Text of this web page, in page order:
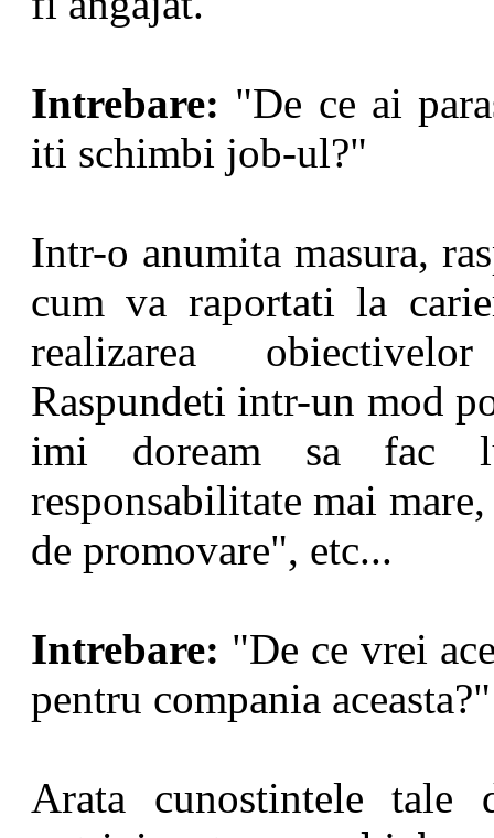
Intrebare: "De ce ai
iti schimbi job-ul?"
Intr-o anumita masura,
cum va raportati la
realizarea
Raspundeti intr-un mod
imi doream sa fac
responsabilitate mai
de promovare", etc...
Intrebare: "De ce vrei
pentru compania aceasta?"
Arata cunostintele tale